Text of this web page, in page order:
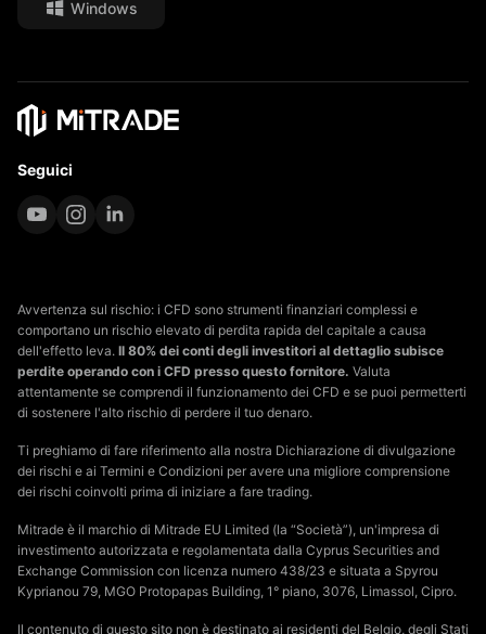
Documenti legali
Windows
Seguici
Avvertenza sul rischio: i CFD sono strumenti finanziari complessi e
comportano un rischio elevato di perdita rapida del capitale a causa
dell'effetto leva. Il 80% dei conti degli investitori al dettaglio subisce
perdite operando con i CFD presso questo fornitore. Valuta
attentamente se comprendi il funzionamento dei CFD e se puoi permetterti
di sostenere l'alto rischio di perdere il tuo denaro.
Ti preghiamo di fare riferimento alla nostra Dichiarazione di divulgazione
dei rischi e ai Termini e Condizioni per avere una migliore comprensione
dei rischi coinvolti prima di iniziare a fare trading.
Mitrade è il marchio di Mitrade EU Limited (la “Società”), un'impresa di
investimento autorizzata e regolamentata dalla Cyprus Securities and
Exchange Commission con licenza numero 438/23 e situata a Spyrou
Kyprianou 79, MGO Protopapas Building, 1° piano, 3076, Limassol, Cipro.
Il contenuto di questo sito non è destinato ai residenti del Belgio, degli Stati